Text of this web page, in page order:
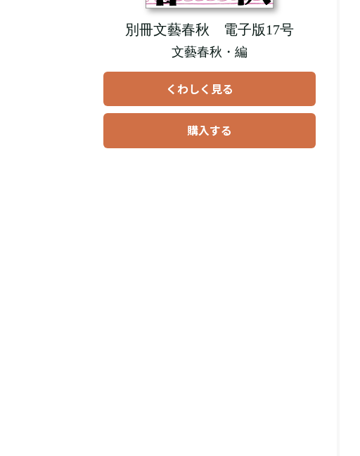
別冊文藝春秋 電子版17号
文藝春秋・編
くわしく見る
購入する